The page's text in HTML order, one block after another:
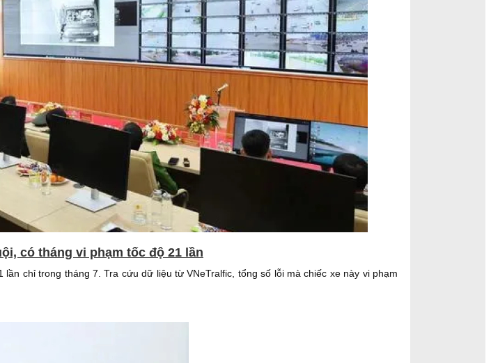
có tháng vi phạm tốc độ 21 lần
chỉ trong tháng 7. Tra cứu dữ liệu từ VNeTralfic, tổng số lỗi mà chiếc xe này vi phạm